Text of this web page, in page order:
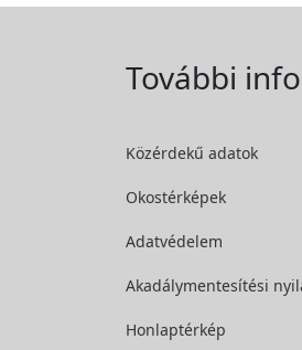
További
Közérdekű adatok
Okostérképek
Adatvédelem
Akadálymentesítési
Honlaptérkép